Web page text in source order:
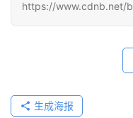
https://www.cdnb.net/
生成海报